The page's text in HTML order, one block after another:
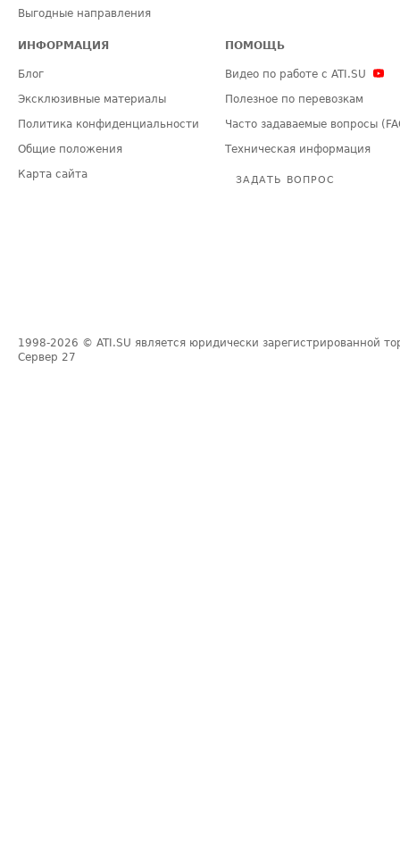
Выгодные направления
ИНФОРМАЦИЯ
Блог
Эксклюзивные материалы
Политика конфиденциальности
Общие положения
Карта сайта
ПОМОЩЬ
Видео по работе с ATI.SU
Полезное по перевозкам
Часто задаваемые вопросы
Техническая информация
ЗАДАТЬ ВОПРОС
1998-2026 © ATI.SU является юридически зарегистрированной
Сервер 27